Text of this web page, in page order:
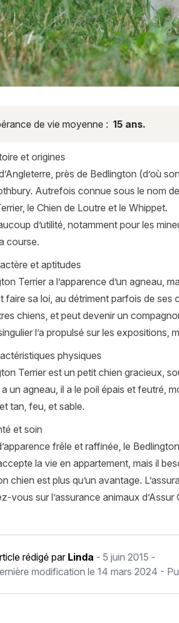
de vie moyenne : 15 ans.
et origines
près de Bedlington (d’où
Autrefois connue sous le nom
le Chien de Loutre et le Whippet.
d’utilité, notamment pour les
course.
et aptitudes
Terrier a l’apparence d’un agneau,
faire sa loi, au détriment parfois de
chiens, et peut devenir un
l’a propulsé sur les expositions,
physiques
Terrier est un petit chien gracieux,
un agneau, il a le poil épais et feutré,
tan, feu, et sable.
et soin
frêle et raffinée, le
la vie en appartement, mais il
chien est plus qu’un avantage.
vous sur l’assurance animaux
rédigé par Linda - 5 juin 2015 -
modification le 14 mars 2024 -